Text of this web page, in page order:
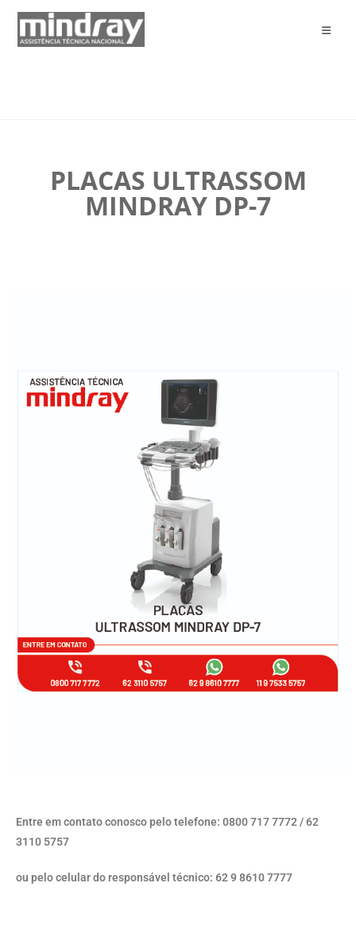
PLACAS ULTRASSOM
MINDRAY DP-7
Entre em contato conosco pelo telefone: 0800 717 7772 / 62
3110 5757
ou pelo celular do responsável técnico: 62 9 8610 7777